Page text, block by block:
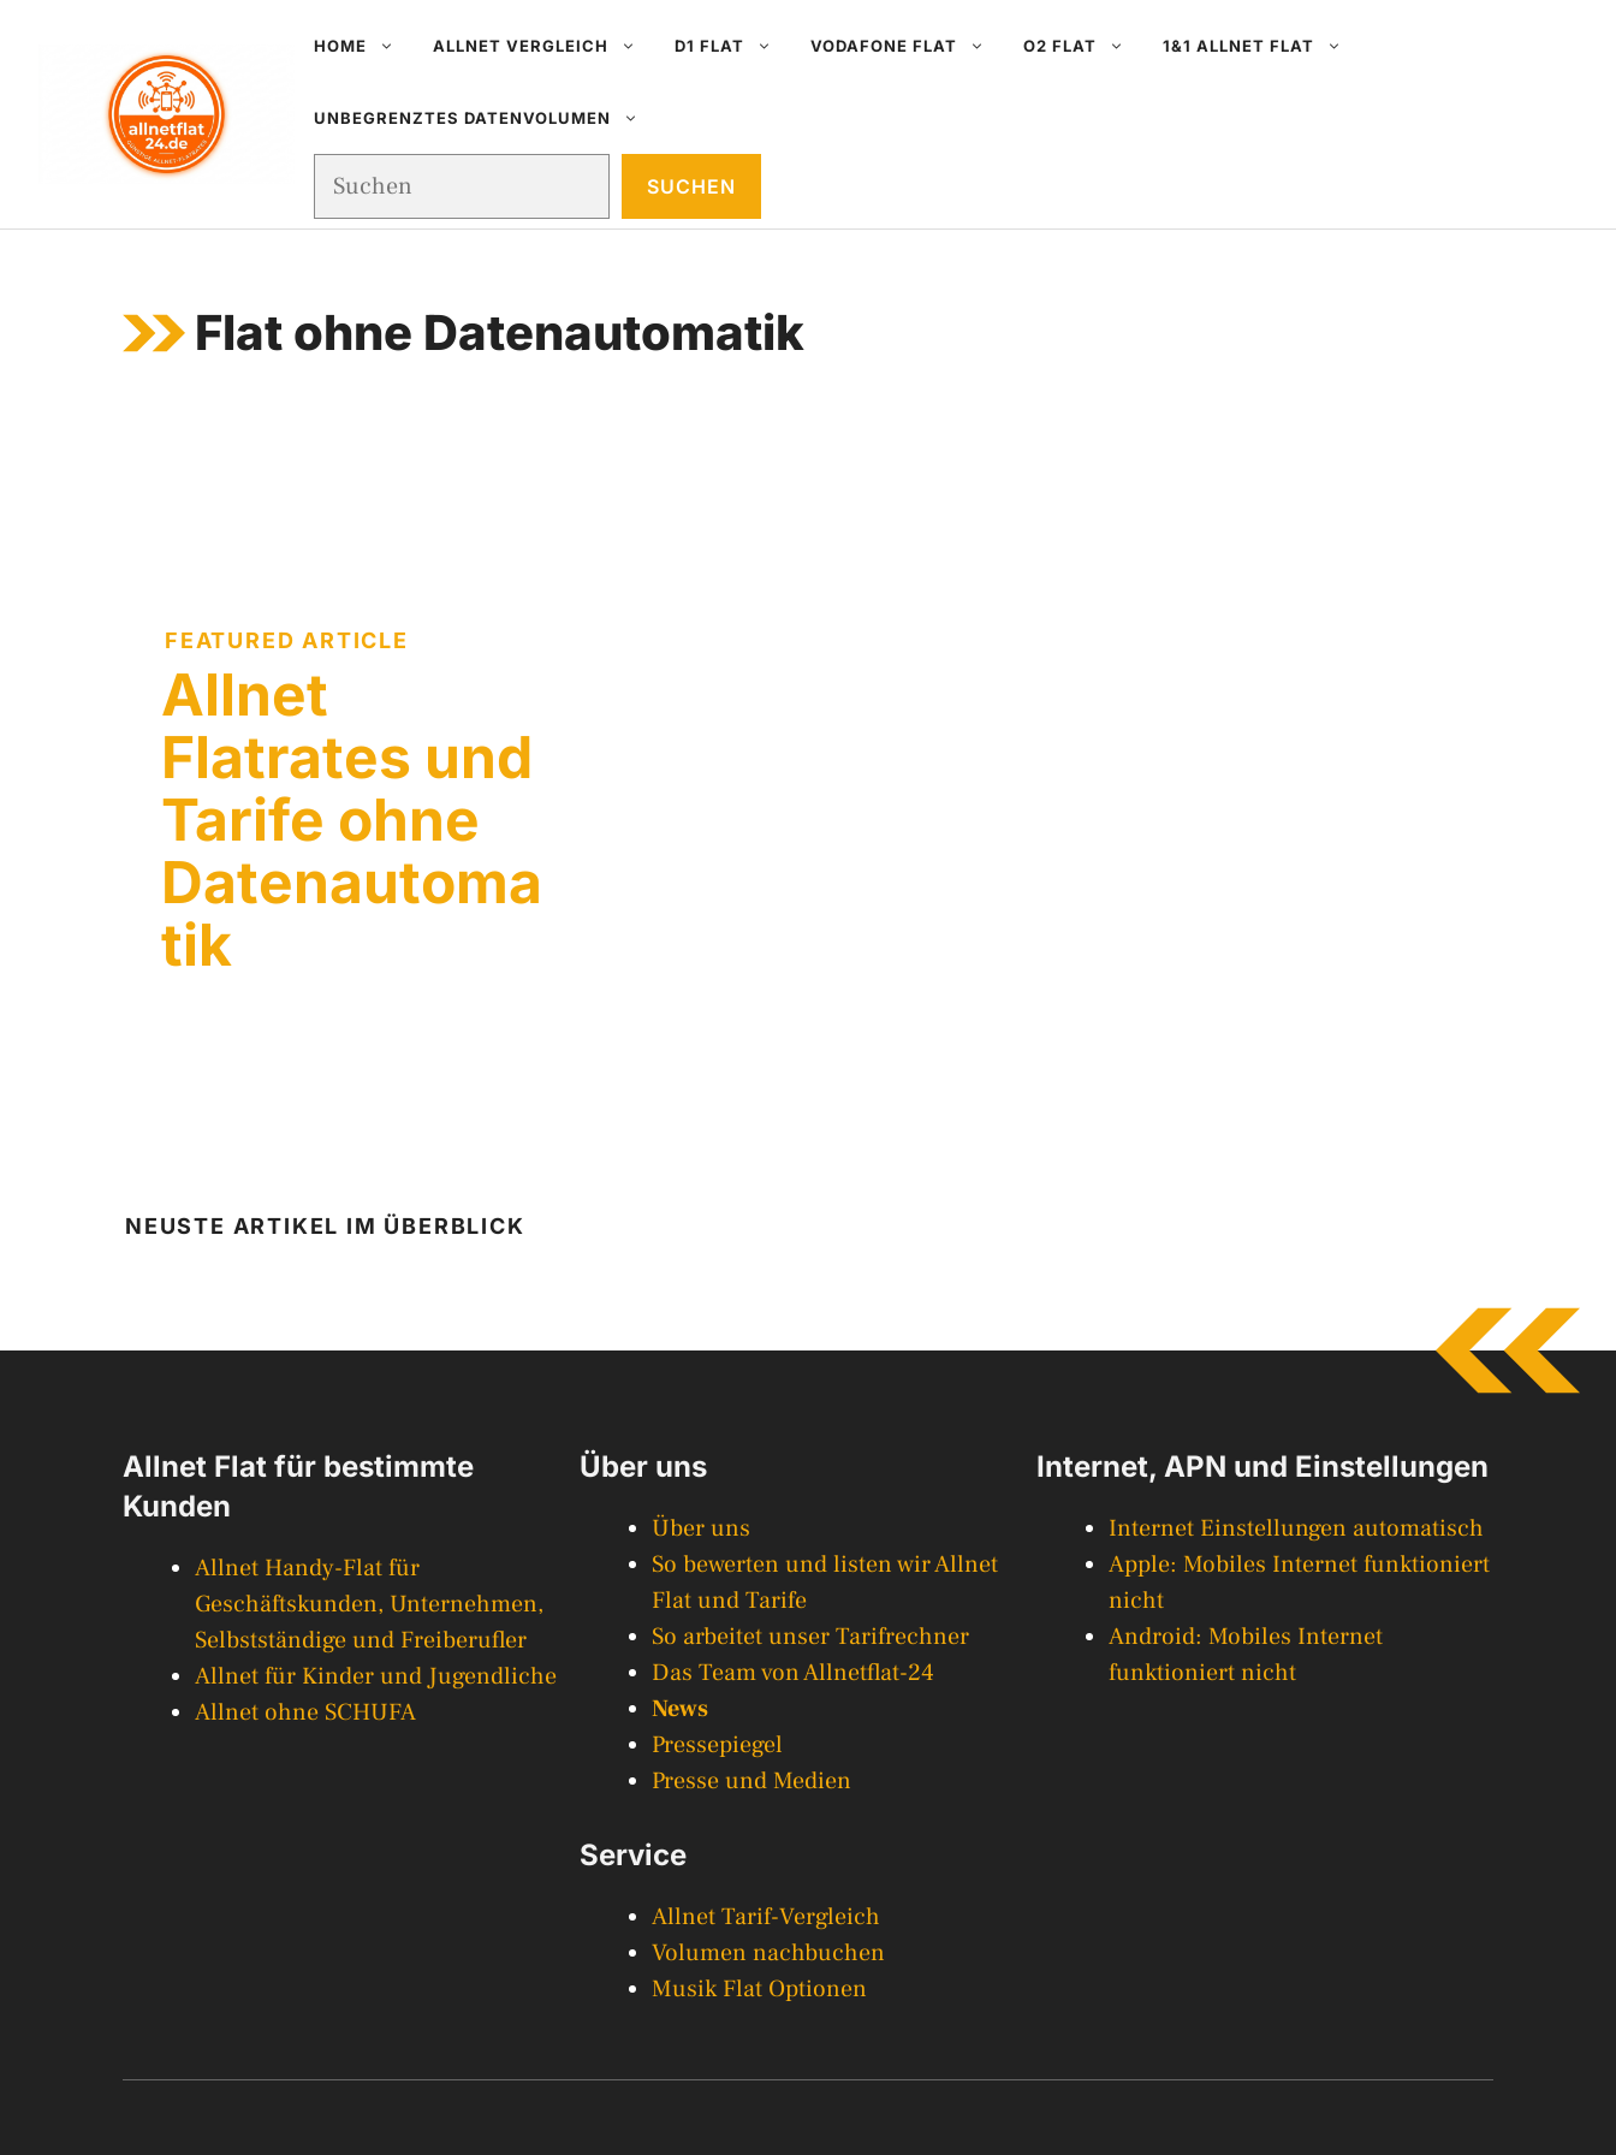
HOME ALLNET VERGLEICH D1 FLAT VODAFONE FLAT O2 FLAT 1&1 ALLNET FLAT
UNBEGRENZTES DATENVOLUMEN
Suchen SUCHEN
Flat ohne Datenautomatik
FEATURED ARTICLE
Allnet
Flatrates und
Tarife ohne
Datenautoma
tik
NEUSTE ARTIKEL IM ÜBERBLICK
Allnet Flat für bestimmte
Kunden
Allnet Handy-Flat für
Geschäftskunden, Unternehmen,
Selbstständige und Freiberufler
Allnet für Kinder und Jugendliche
Allnet ohne SCHUFA
Über uns
Über uns
So bewerten und listen wir Allnet
Flat und Tarife
So arbeitet unser Tarifrechner
Das Team von Allnetflat-24
News
Pressepiegel
Presse und Medien
Service
Allnet Tarif-Vergleich
Volumen nachbuchen
Musik Flat Optionen
Internet, APN und Einstellungen
Internet Einstellungen automatisch
Apple: Mobiles Internet funktioniert
nicht
Android: Mobiles Internet
funktioniert nicht